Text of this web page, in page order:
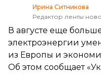
Ирина Ситникова
Редактор ленты
В августе еще
электроэнергии
из Европы и
Об этом сообщает